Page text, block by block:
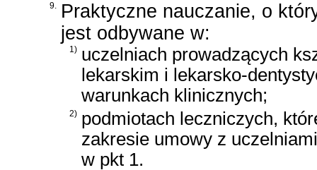
9. Praktyczne nauczanie, o
jest odbywane w:
1) uczelniach prowadzących
lekarskim i lekarsko-
warunkach klinicznych;
2) podmiotach leczniczych,
zakresie umowy z
w pkt 1.